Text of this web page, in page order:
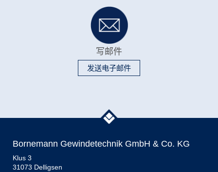
写邮件
发送电子邮件
Bornemann Gewindetechnik GmbH & Co. KG
Klus 3
31073 Delligsen